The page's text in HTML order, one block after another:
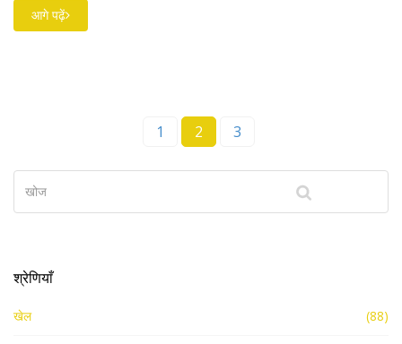
और निफ्टी 50 उच्चतम स्तर पर बंद हुए हैं।
आगे पढ़ें
1 2 3
श्रेणियाँ
खेल (88)